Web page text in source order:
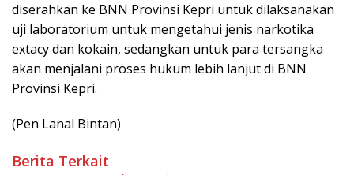
diserahkan ke BNN Provinsi Kepri untuk dilaksanakan
uji laboratorium untuk mengetahui jenis narkotika
extacy dan kokain, sedangkan untuk para tersangka
akan menjalani proses hukum lebih lanjut di BNN
Provinsi Kepri.
(Pen Lanal Bintan)
Berita Terkait